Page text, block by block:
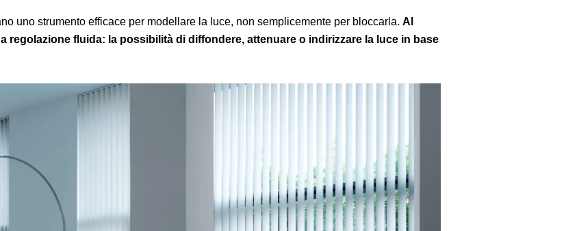
uno strumento efficace per modellare la luce, non semplicemente per bloccarla. Al
regolazione fluida: la possibilità di diffondere, attenuare o indirizzare la luce in base